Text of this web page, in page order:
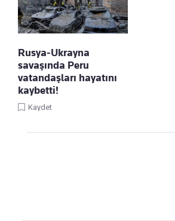
Rusya-Ukrayna
savaşında Peru
vatandaşları hayatını
kaybetti!
Kaydet